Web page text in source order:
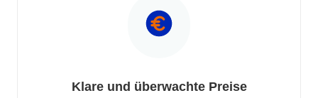
Klare und überwachte Preise